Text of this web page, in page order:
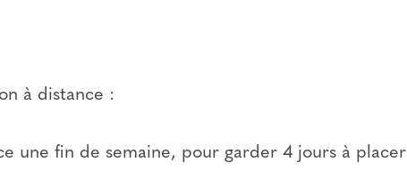
à distance :
une fin de semaine, pour garder 4 jours à placer